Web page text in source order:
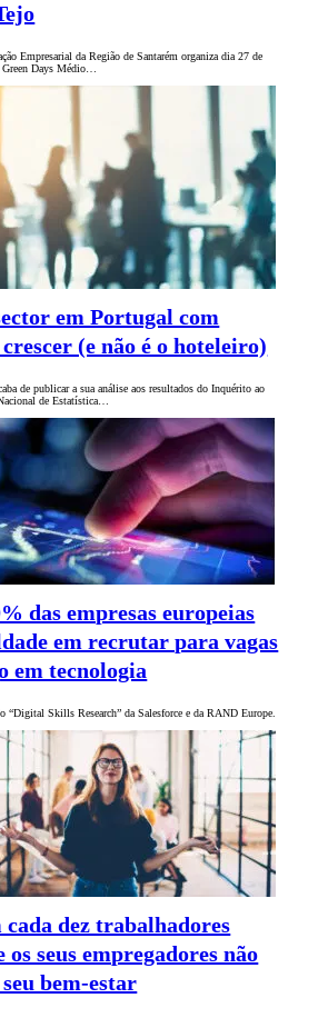
Empresarial da Região de Santarém organiza dia 27 de
Green Days Médio…
em Portugal com
(e não é o hoteleiro)
de publicar a sua análise aos resultados do Inquérito ao
de Estatística…
das empresas europeias
em recrutar para vagas
em tecnologia
“Digital Skills Research” da Salesforce e da RAND Europe.
dez trabalhadores
os seus empregadores não
bem-estar